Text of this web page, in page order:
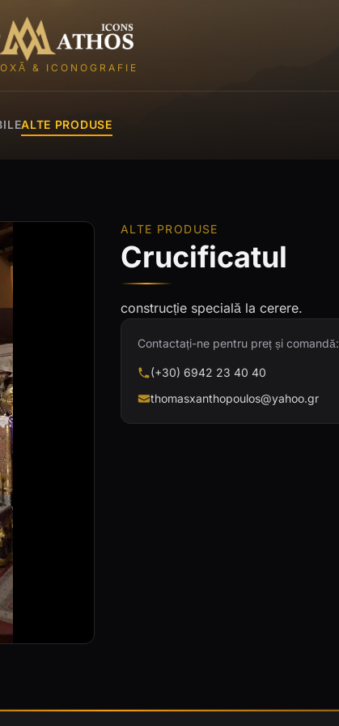
Mount Athos Icons
& ICONOGRAFIE
ALTE PRODUSE
ALTE PRODUSE
Crucificatul
construcție specială la cerere.
Contactați-ne pentru preț și comandă:
(+30) 6942 23 40 40
thomasxanthopoulos@yahoo.gr